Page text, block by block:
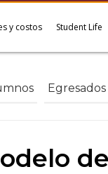
y costos Student Life
Egresados